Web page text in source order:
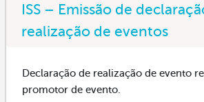
ISS – Emissão de
realização de eventos
Declaração de realização de evento
promotor de evento.